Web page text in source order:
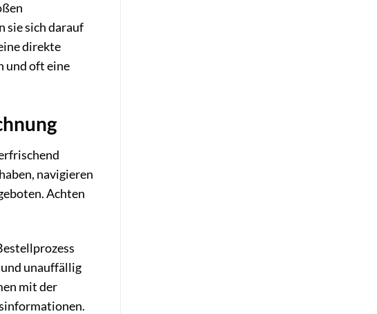
sie sich darauf
direkte
und oft eine
navigieren
Achten
unauffällig
mit der